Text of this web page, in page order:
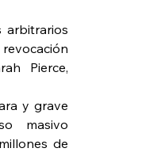
arbitrarios
Pierce,
y grave
masivo
de